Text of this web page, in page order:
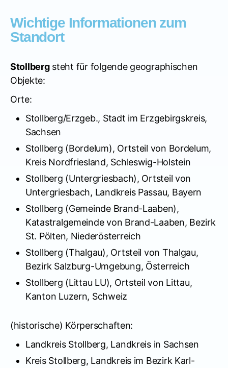
Wichtige Informationen zum
Standort
Stollbergsteht für folgende geographischen
Objekte:
Orte:
Stollberg/Erzgeb., Stadt im Erzgebirgskreis,
Sachsen
Stollberg (Bordelum), Ortsteil von Bordelum,
Kreis Nordfriesland, Schleswig-Holstein
Stollberg (Untergriesbach), Ortsteil von
Untergriesbach, Landkreis Passau, Bayern
Stollberg (Gemeinde Brand-Laaben),
Katastralgemeinde von Brand-Laaben, Bezirk
St. Pölten, Niederösterreich
Stollberg (Thalgau), Ortsteil von Thalgau,
Bezirk Salzburg-Umgebung, Österreich
Stollberg (Littau LU), Ortsteil von Littau,
Kanton Luzern, Schweiz
(historische) Körperschaften:
Landkreis Stollberg, Landkreis in Sachsen
Kreis Stollberg, Landkreis im Bezirk Karl-